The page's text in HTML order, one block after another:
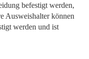
befestigt werden,
Ausweishalter können
werden und ist